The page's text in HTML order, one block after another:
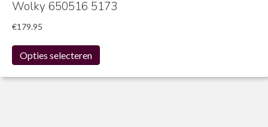
Wolky 650516 5173
€179.95
Opties selecteren
product
heeft